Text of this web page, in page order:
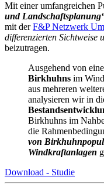
Mit einer umfangreichen
und
mit derF&P Netzwerk
differenzierten Sichtweise
beizutragen.
Ausgehend von
Birkhuhns im
aus mehreren
analysieren wir in
Birkhuhns im
die
von
Windkraftanlagen
Download - Studie